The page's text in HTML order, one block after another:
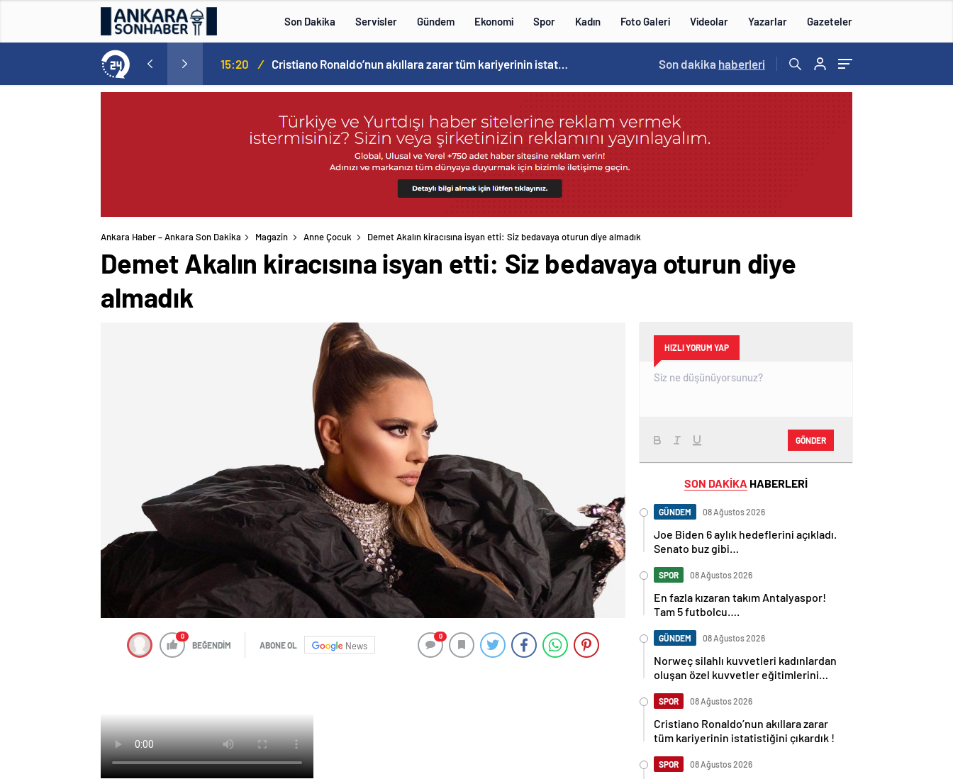
Son Dakika Servisler Gündem Ekonomi Spor Kadın Foto Galeri Videolar Yazarlar Gazeteler
Norweç silahlı kuvvetleri kadınlardan oluşan özel kuvvetler eğitimlerini başlattı. 15:20 / Cristiano Ronaldo’nun akıllara zarar tüm kariyerinin istatistiğini çıkardık ! 14:57 /
Son dakika haberleri
Ankara Haber – Ankara Son Dakika Magazin Anne Çocuk Demet Akalın kiracısına isyan etti: Siz bedavaya oturun diye almadık
Demet Akalın kiracısına isyan etti: Siz bedavaya oturun diye
almadık
0
BEĞENDİM ABONE OL News
0
HIZLI YORUM YAP
GÖNDER
SON DAKİKA HABERLERİ
GÜNDEM 08 Ağustos 2026
Joe Biden 6 aylık hedeflerini açıkladı.
Senato buz gibi…
SPOR 08 Ağustos 2026
En fazla kızaran takım Antalyaspor!
Tam 5 futbolcu….
GÜNDEM 08 Ağustos 2026
Norweç silahlı kuvvetleri kadınlardan
oluşan özel kuvvetler eğitimlerini
SPOR 08 Ağustos 2026
Cristiano Ronaldo’nun akıllara zarar
tüm kariyerinin istatistiğini çıkardık !
SPOR 08 Ağustos 2026